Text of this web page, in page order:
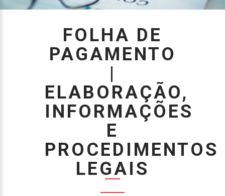
FOLHA DE
PAGAMENTO
|
ELABORAÇÃO,
INFORMAÇÕES
E
PROCEDIMENTOS
LEGAIS